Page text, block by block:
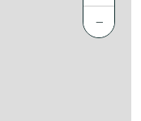
−